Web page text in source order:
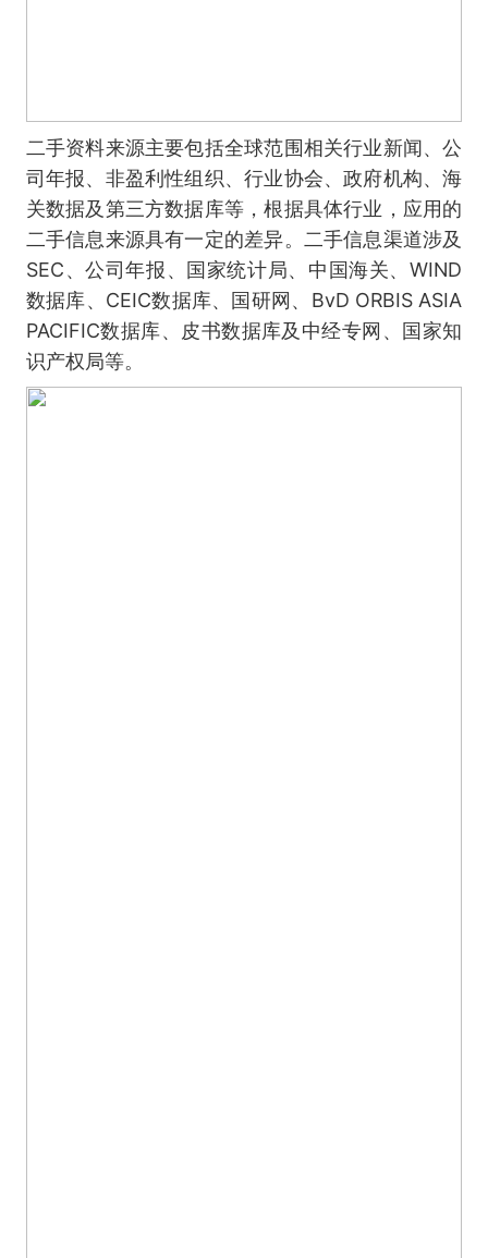
二手资料来源主要包括全球范围相关行业新闻、公
司年报、非盈利性组织、行业协会、政府机构、海
关数据及第三方数据库等，根据具体行业，应用的
二手信息来源具有一定的差异。二手信息渠道涉及
SEC、公司年报、国家统计局、中国海关、WIND
数据库、CEIC数据库、国研网、BvD ORBIS ASIA
PACIFIC数据库、皮书数据库及中经专网、国家知
识产权局等。